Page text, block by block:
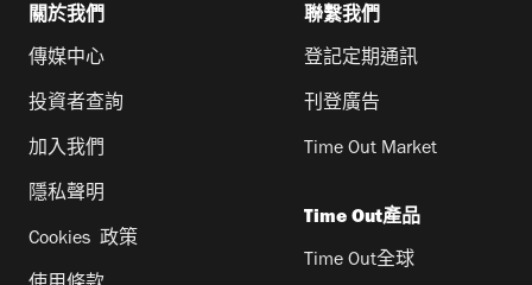
關於我們
傳媒中心
投資者查詢
加入我們
隱私聲明
Cookies 政策
聯繫我們
登記定期通訊
刊登廣告
Time Out Market
Time Out產品
Time Out全球